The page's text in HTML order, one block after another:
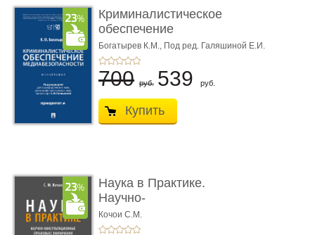
Криминалистическое
обеспечение
медиабезопас� ...
Богатырев К.М., Под ред. Галяшиной Е.И.
700 руб. 539 руб.
Купить
Наука в Практике.
Научно-
консультационные (пра
...
Кочои С.М.